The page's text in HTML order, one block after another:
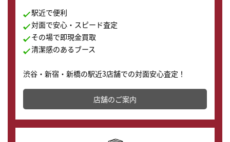
駅近で便利
対面で安心・スピード査定
その場で即現金買取
清潔感のあるブース
渋谷・新宿・新橋の駅近3店舗での対面安心査定！
その場で現金買取致します。渋谷本店では、時計販売の
店舗を併設しており、下取りに出してお得に新しい時計
の購入もできます♪
店舗のご案内